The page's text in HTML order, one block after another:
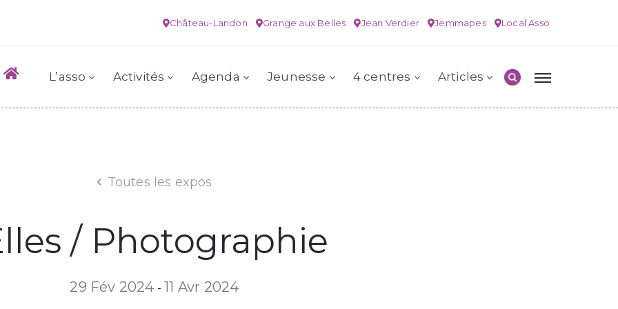
Château-Landon Grange aux Belles Jean Verdier Jemmapes Local Asso
L’asso Activités Agenda Jeunesse 4 centres Articles
Toutes les expos
/ Photographie
29 Fév 2024 - 11 Avr 2024